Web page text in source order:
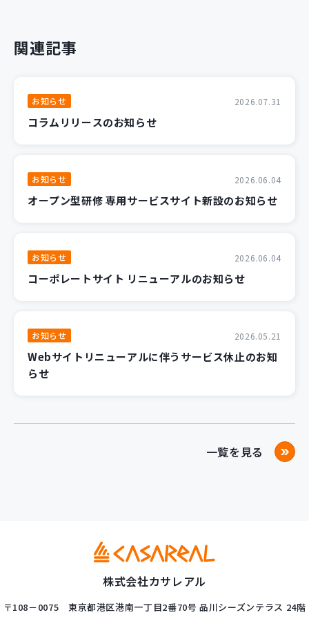
関連記事
お知らせ 2026.07.31
コラムリリースのお知らせ
お知らせ 2026.06.04
オープン型研修 専用サービスサイト新設のお知らせ
お知らせ 2026.06.04
コーポレートサイト リニューアルのお知らせ
お知らせ 2026.05.21
Webサイトリニューアルに伴うサービス休止のお知
らせ
一覧を見る
株式会社カサレアル
〒108－0075 東京都港区港南一丁目2番70号 品川シーズンテラス 24階